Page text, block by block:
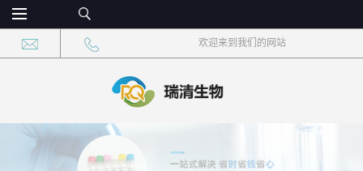
欢迎来到我们的网站